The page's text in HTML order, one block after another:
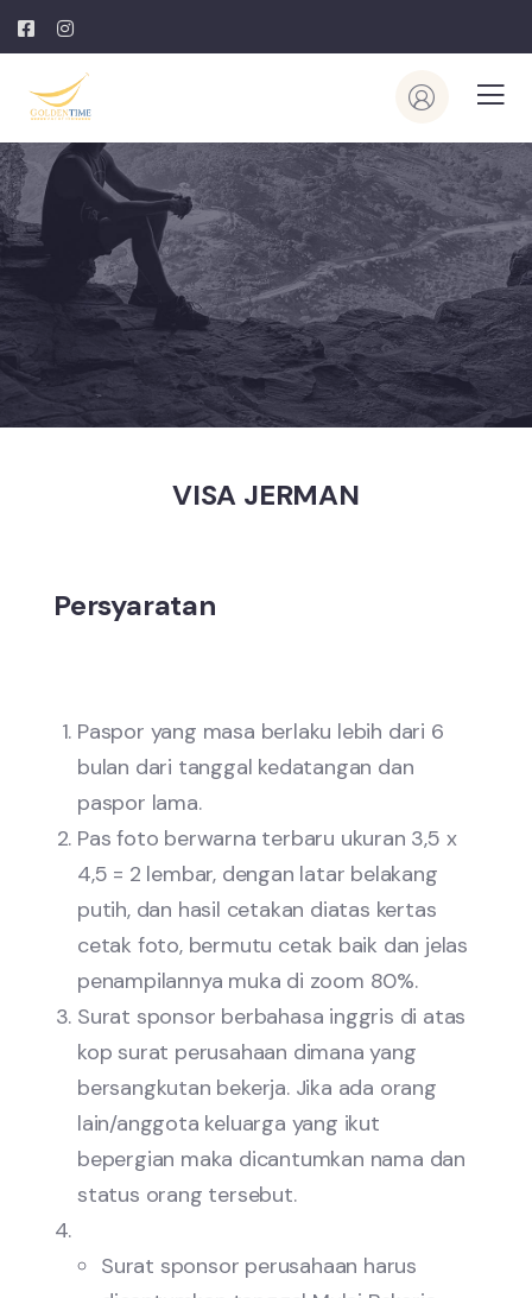
VISA JERMAN
Persyaratan
Paspor yang masa berlaku lebih dari 6
bulan dari tanggal kedatangan dan
paspor lama.
Pas foto berwarna terbaru ukuran 3,5 x
4,5 = 2 lembar, dengan latar belakang
putih, dan hasil cetakan diatas kertas
cetak foto, bermutu cetak baik dan jelas
penampilannya muka di zoom 80%.
Surat sponsor berbahasa inggris di atas
kop surat perusahaan dimana yang
bersangkutan bekerja. Jika ada orang
lain/anggota keluarga yang ikut
bepergian maka dicantumkan nama dan
status orang tersebut.
Surat sponsor perusahaan harus